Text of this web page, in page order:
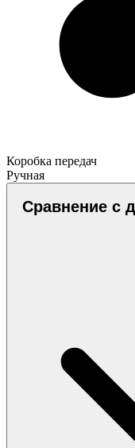
Коробка передач
Ручная
Сравнение с